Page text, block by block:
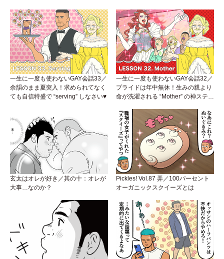
一生に一度も使わないGAY会話33／
余韻のまま夏突入！求められてなく
ても自信特盛で “serving” しなさい♥
一生に一度も使わないGAY会話32／
プライドは年中無休！生みの親より
命が洗濯される “Mother” の神ステー
玄太はオレが好き／其の十：オレが
大事…なのか？
Pickles! Vol.87 弄／100パーセント
オーガニックスクイーズとは